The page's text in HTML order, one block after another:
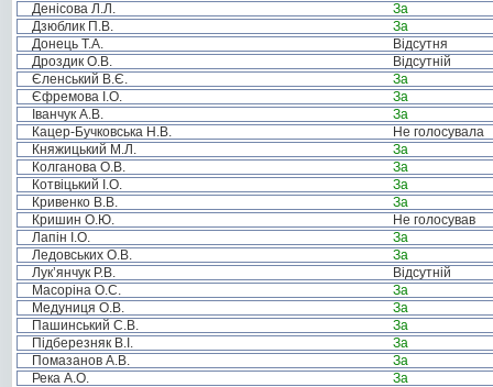
Денісова Л.Л.
За
Дзюблик П.В.
За
Донець Т.А.
Відсутня
Дроздик О.В.
Відсутній
Єленський В.Є.
За
Єфремова І.О.
За
Іванчук А.В.
За
Кацер-Бучковська Н.В.
Не голосувала
Княжицький М.Л.
За
Колганова О.В.
За
Котвіцький І.О.
За
Кривенко В.В.
За
Кришин О.Ю.
Не голосував
Лапін І.О.
За
Ледовських О.В.
За
Лук’янчук Р.В.
Відсутній
Масоріна О.С.
За
Медуниця О.В.
За
Пашинський С.В.
За
Підберезняк В.І.
За
Помазанов А.В.
За
Река А.О.
За